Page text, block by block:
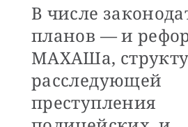
В числе
планов — и
МАХАШа,
расследующей
преступления